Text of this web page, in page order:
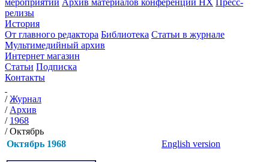
мероприятий Архив материалов конференций НХ Пресс-
релизы
История
От главного редактора Библиотека Статьи в журнале
Мультимедийный архив
Интернет магазин
Статьи Подписка
Контакты
/Журнал
/ Архив
/ 1968
/Октябрь
Октябрь 1968
English version